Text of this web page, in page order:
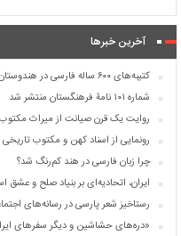
آخرین خبرها
کتیبه‌های ۶۰۰ ساله فارسی در هندوستان
شماره ۱۰۱ نامۀ فرهنگستان منتشر شد
روایت یک قرن صیانت از میراث مکتوب
رونمایی از اسناد کهن و مکتوب
چرا زبان فارسی در هند کم‌رنگ شد؟
ایران، اتحادیه‌ای بر بنیاد صلح و عشق
رستاخیز شعر پارسی در رسانه‌های
«دره‌های حشاشین و دیگر سفرهای